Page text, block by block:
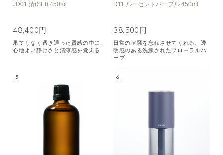
JD01 清(SEI) 450ml
48,400円
果てしなく透き通った質感の中に、
心地よい静けさと清涼感を覚える
D11 ルーセントパープル 450ml
38,500円
日常の喧騒を忘れさせてくれる、透
明感のある洗練されたフローラルハ
ーブ